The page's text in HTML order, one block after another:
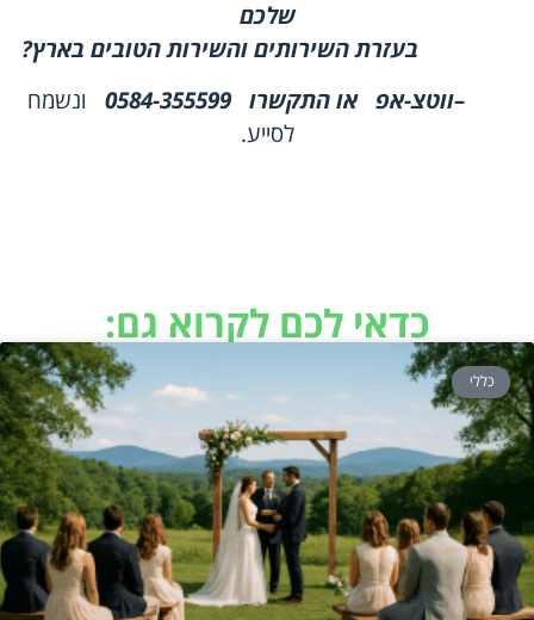
שלכם
בעזרת השירותים והשירות הטובים בארץ?
–ווטצ-אפ או התקשרו 0584-355599 ונשמח
לסייע.
כדאי לכם לקרוא גם:
כללי